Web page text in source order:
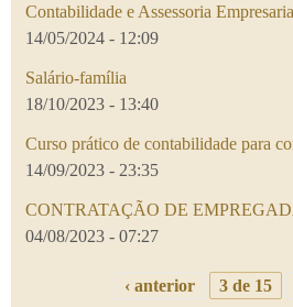
Contabilidade e Assessoria
14/05/2024 - 12:09
Salário-família
18/10/2023 - 13:40
Curso prático de contabilidade para
14/09/2023 - 23:35
CONTRATAÇÃO DE
04/08/2023 - 07:27
‹ anterior 3 de 15